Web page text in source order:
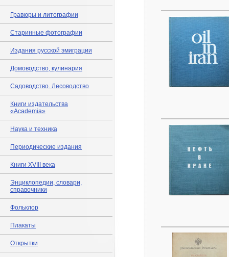
Гравюры и литографии
Старинные фотографии
Издания русской эмиграции
Домоводство, кулинария
Садоводство. Лесоводство
Книги издательства
«Academia»
Наука и техника
Периодические издания
Книги XVIII века
Энциклопедии, словари,
справочники
Фольклор
Плакаты
Открытки